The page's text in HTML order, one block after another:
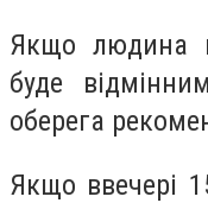
Якщо людина
буде
оберега
Якщо ввечері